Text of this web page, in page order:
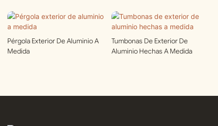
Pérgola Exterior De Aluminio A
Medida
Tumbonas De Exterior De
Aluminio Hechas A Medida